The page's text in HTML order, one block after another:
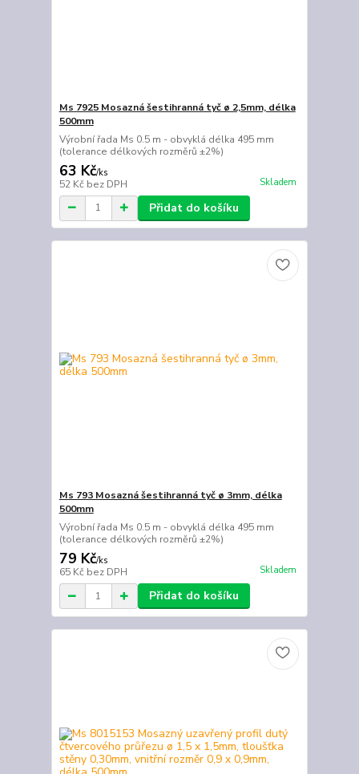
Ms 7925 Mosazná šestihranná tyč ø 2,5mm, délka
500mm
Výrobní řada Ms 0.5 m - obvyklá délka 495 mm
(tolerance délkových rozměrů ±2%)
63 Kč/ks
52 Kč bez DPH Skladem
Přidat do košíku
Ms 793 Mosazná šestihranná tyč ø 3mm, délka
500mm
Výrobní řada Ms 0.5 m - obvyklá délka 495 mm
(tolerance délkových rozměrů ±2%)
79 Kč/ks
65 Kč bez DPH Skladem
Přidat do košíku